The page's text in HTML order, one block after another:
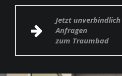
Jetzt unverbindlich
Anfragen
zum Traumbad